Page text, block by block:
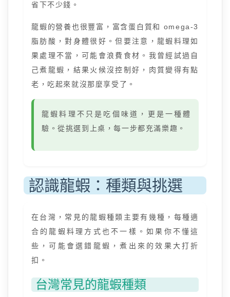
省下不少錢。
龍蝦的營養也很豐富，富含蛋白質和 omega-3
脂肪酸，對身體很好。但要注意，龍蝦料理如
果處理不當，可能會浪費食材。我曾經試過自
己煮龍蝦，結果火候沒控制好，肉質變得有點
老，吃起來就沒那麼享受了。
龍蝦料理不只是吃個味道，更是一種體
驗。從挑選到上桌，每一步都充滿樂趣。
認識龍蝦：種類與挑選
在台灣，常見的龍蝦種類主要有幾種，每種適
合的龍蝦料理方式也不一樣。如果你不懂這
些，可能會選錯龍蝦，煮出來的效果大打折
扣。
台灣常見的龍蝦種類